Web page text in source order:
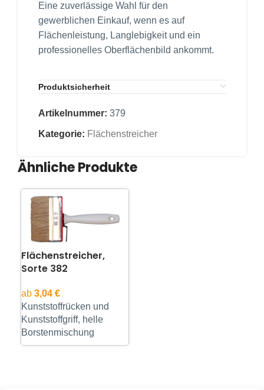
Eine zuverlässige Wahl für den
gewerblichen Einkauf, wenn es auf
Flächenleistung, Langlebigkeit und ein
professionelles Oberflächenbild ankommt.
Produktsicherheit
Artikelnummer: 379
Kategorie: Flächenstreicher
Ähnliche Produkte
Flächenstreicher,
Sorte 382
ab 3,04 €
Kunststoffrücken und
Kunststoffgriff, helle
Borstenmischung